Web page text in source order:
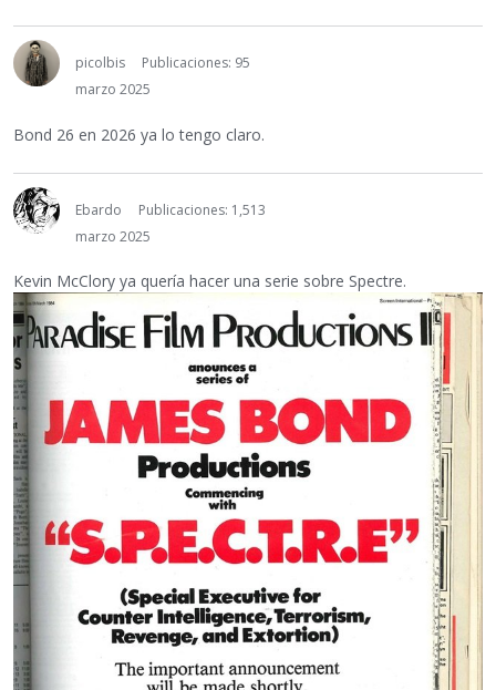
picolbis
Publicaciones: 95
marzo 2025
Bond 26 en 2026 ya lo tengo claro.
Ebardo
Publicaciones: 1,513
marzo 2025
Kevin McClory ya quería hacer una serie sobre Spectre.